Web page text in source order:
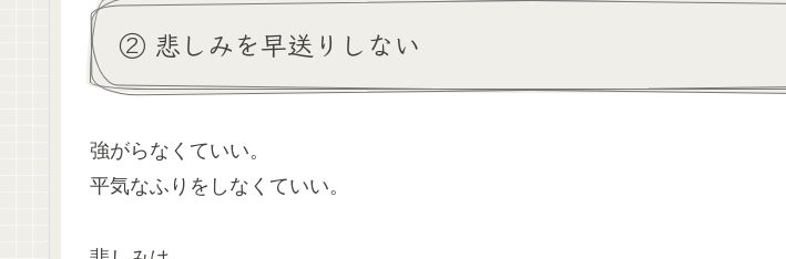
② 悲しみを早送りしない
強がらなくていい。
平気なふりをしなくていい。